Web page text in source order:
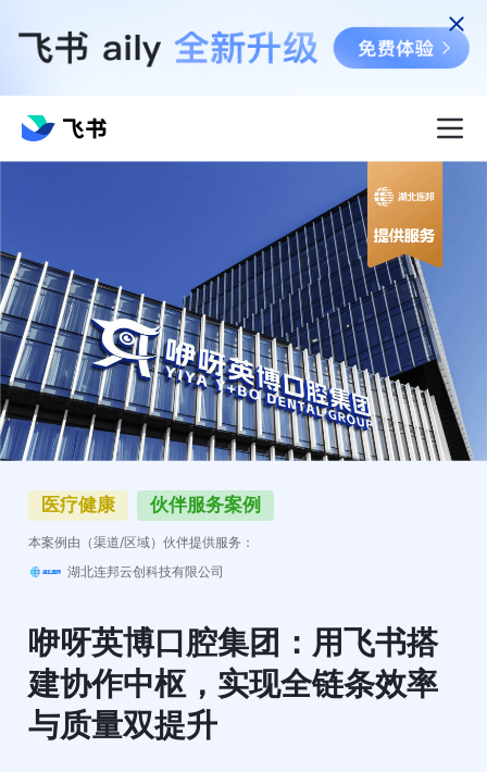
医疗健康 伙伴服务案例
本案例由（渠道/区域）伙伴提供服务：
湖北连邦云创科技有限公司
咿呀英博口腔集团：用飞书搭
建协作中枢，实现全链条效率
与质量双提升